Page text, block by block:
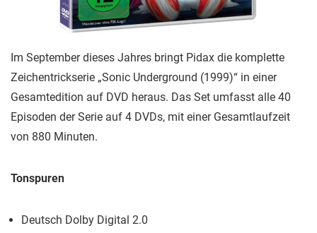
Im September dieses Jahres bringt Pidax die komplette
Zeichentrickserie „Sonic Underground (1999)“ in einer
Gesamtedition auf DVD heraus. Das Set umfasst alle 40
Episoden der Serie auf 4 DVDs, mit einer Gesamtlaufzeit
von 880 Minuten.
Tonspuren
Deutsch Dolby Digital 2.0